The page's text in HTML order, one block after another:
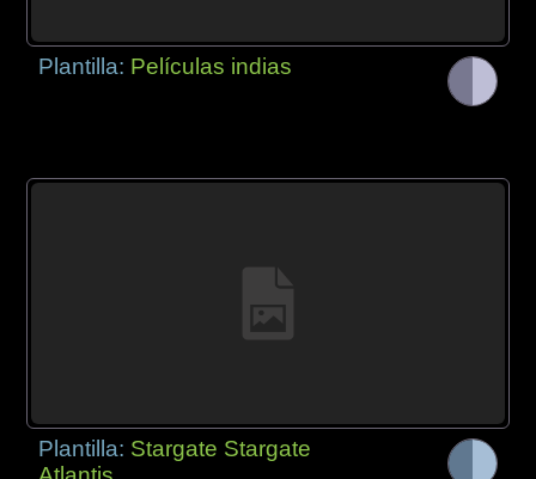
Plantilla: Películas indias
Plantilla: Stargate Stargate